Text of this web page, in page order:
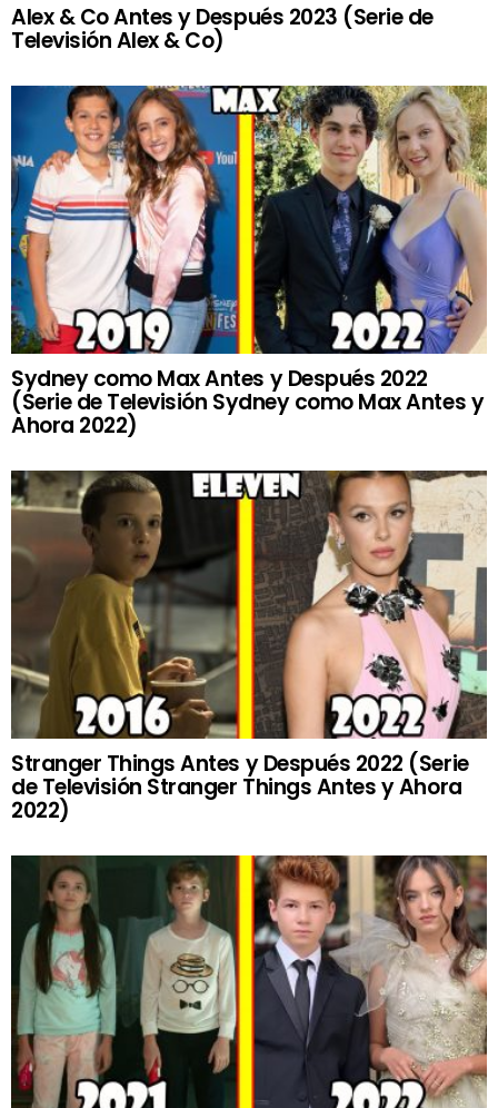
Alex & Co Antes y Después 2023 (Serie de
Televisión Alex & Co)
Sydney como Max Antes y Después 2022
(Serie de Televisión Sydney como Max Antes y
Ahora 2022)
Stranger Things Antes y Después 2022 (Serie
de Televisión Stranger Things Antes y Ahora
2022)